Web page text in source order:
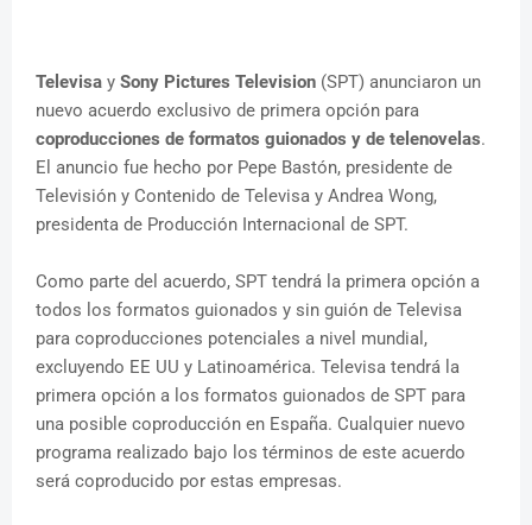
Televisa y Sony Pictures Television (SPT) anunciaron un
nuevo acuerdo exclusivo de primera opción para
coproducciones de formatos guionados y de telenovelas.
El anuncio fue hecho por Pepe Bastón, presidente de
Televisión y Contenido de Televisa y Andrea Wong,
presidenta de Producción Internacional de SPT.
Como parte del acuerdo, SPT tendrá la primera opción a
todos los formatos guionados y sin guión de Televisa
para coproducciones potenciales a nivel mundial,
excluyendo EE UU y Latinoamérica. Televisa tendrá la
primera opción a los formatos guionados de SPT para
una posible coproducción en España. Cualquier nuevo
programa realizado bajo los términos de este acuerdo
será coproducido por estas empresas.